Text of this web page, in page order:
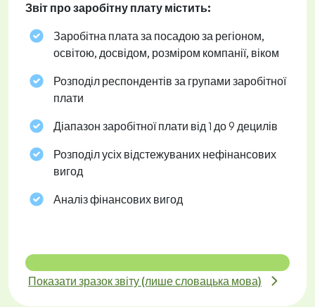
Звіт про заробітну плату містить:
Заробітна плата за посадою за регіоном,
освітою, досвідом, розміром компанії, віком
Розподіл респондентів за групами заробітної
плати
Діапазон заробітної плати від 1 до 9 децилів
Розподіл усіх відстежуваних нефінансових
вигод
Аналіз фінансових вигод
Показати зразок звіту (лише словацька мова)